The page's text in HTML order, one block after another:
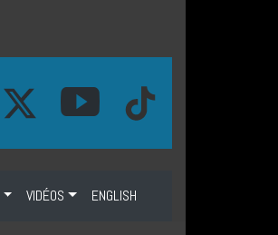
VIDÉOS ENGLISH